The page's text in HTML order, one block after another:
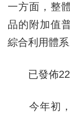
一方面，整
品的附加值
綜合利用體系
已發佈22
今年初，